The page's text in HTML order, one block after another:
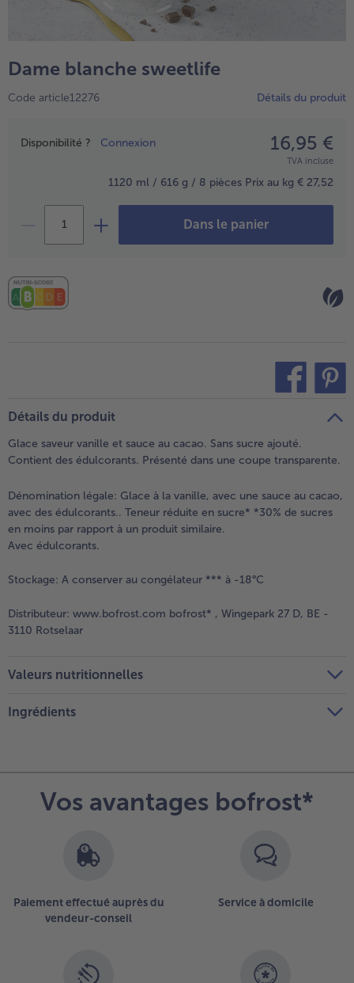
TousPlats cuisinés
Boulangerie & Pâtisserie
TousBoulangerie & Pâtisserie
TousEntrées, Apéritifs & Snacks
Produits non surgelés
TousProduits non surgelés
Dame blanche sweetlife
Code article12276 Détails du produit
Prix
Disponibilité ? Connexion 16,95 €
TVA incluse
1120 ml / 616 g / 8 pièces Prix au kg € 27,52
Dans le panier
Détails du produit
Glace saveur vanille et sauce au cacao. Sans sucre ajouté.
Contient des édulcorants. Présenté dans une coupe transparente.
Dénomination légale: Glace à la vanille, avec une sauce au cacao,
avec des édulcorants.. Teneur réduite en sucre* *30% de sucres
en moins par rapport à un produit similaire.
Avec édulcorants.
Stockage: A conserver au congélateur *** à -18°C
Distributeur: www.bofrost.com bofrost* , Wingepark 27 D, BE -
3110 Rotselaar
Valeurs nutritionnelles
Ingrédients
Vos avantages bofrost*
Paiement effectué auprès du
vendeur-conseil
Service à domicile